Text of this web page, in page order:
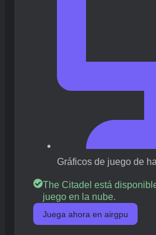
Gráficos de juego de
The Citadel está
juego en la nube.
Juega ahora en airgpu